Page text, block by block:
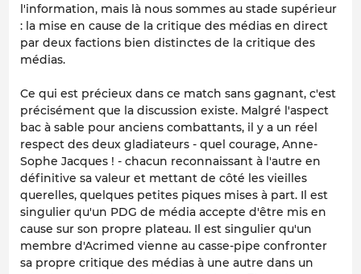
l'information, mais là nous sommes au stade supérieur
: la mise en cause de la critique des médias en direct
par deux factions bien distinctes de la critique des
médias.
Ce qui est précieux dans ce match sans gagnant, c'est
précisément que la discussion existe. Malgré l'aspect
bac à sable pour anciens combattants, il y a un réel
respect des deux gladiateurs - quel courage, Anne-
Sophe Jacques ! - chacun reconnaissant à l'autre en
définitive sa valeur et mettant de côté les vieilles
querelles, quelques petites piques mises à part. Il est
singulier qu'un PDG de média accepte d'être mis en
cause sur son propre plateau. Il est singulier qu'un
membre d'Acrimed vienne au casse-pipe confronter
sa propre critique des médias à une autre dans un